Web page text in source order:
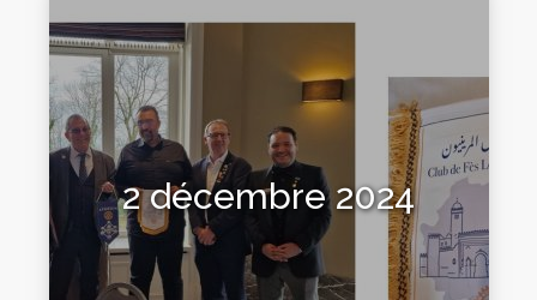
2 décembre 2024